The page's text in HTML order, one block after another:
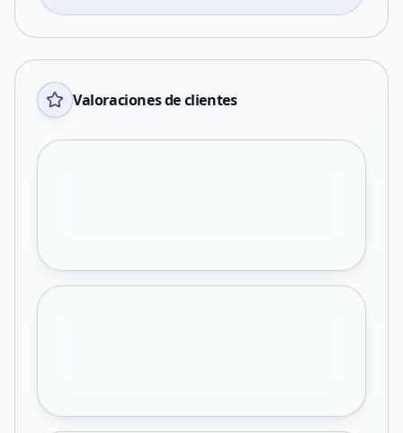
Valoraciones de clientes